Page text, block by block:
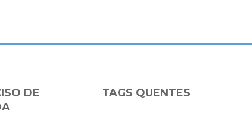
DE
TAGS QUENTES